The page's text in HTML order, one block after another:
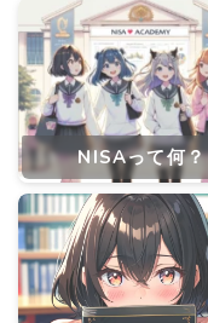
NISAって何？